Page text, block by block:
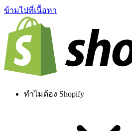
ข้ามไปที่เนื้อหา
ทำไมต้อง Shopify